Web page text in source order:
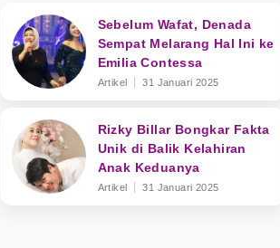
Sebelum Wafat, Denada
Sempat Melarang Hal Ini ke
Emilia Contessa
Artikel 31 Januari 2025
Rizky Billar Bongkar Fakta
Unik di Balik Kelahiran
Anak Keduanya
Artikel 31 Januari 2025